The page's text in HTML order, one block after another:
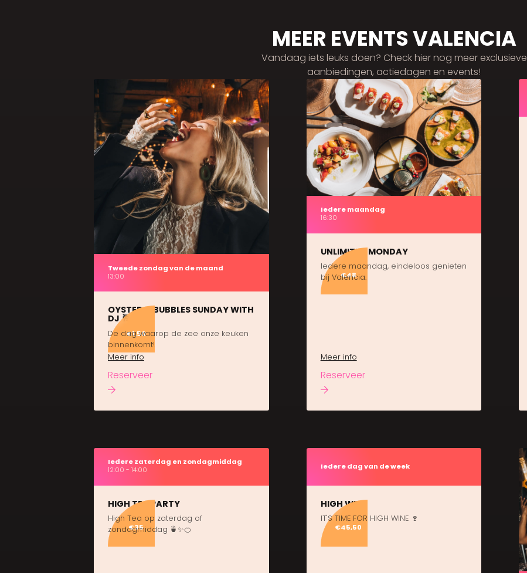
MEER EVENTS VALENCIA
Vandaag iets leuks doen? Check hier nog meer exclusieve
aanbiedingen, actiedagen en events!
Tweede zondag van de maand
13:00
€1,50
OYSTER & BUBBLES SUNDAY WITH
DJ 🥂
De dag waarop de zee onze keuken
binnenkomt!
Meer info
Reserveer
Iedere maandag
16:30
€48
UNLIMITED MONDAY
Iedere maandag, eindeloos genieten
bij Valencia.
Meer info
Reserveer
Iedere zaterdag en zondagmiddag
12:00 - 14:00
€35
HIGH TEA PARTY
High Tea op zaterdag of
zondagmiddag 🍵✨🍊
Iedere dag van de week
€45,50
HIGH WINE
IT'S TIME FOR HIGH WINE 🍷